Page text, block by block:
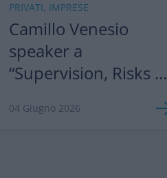
PRIVATI, IMPRESE
Camillo Venesio
speaker a
“Supervision, Risks &
04 Giugno 2026